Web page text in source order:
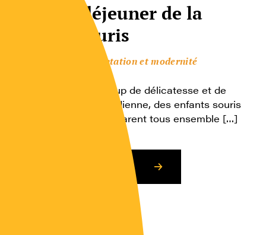
Le petit déjeuner de la
famille souris
Culture représentation et modernité
Illustrée avec beaucoup de délicatesse et de
tendresse, la vie quotidienne, des enfants souris
qui s’entraident et préparent tous ensemble […]